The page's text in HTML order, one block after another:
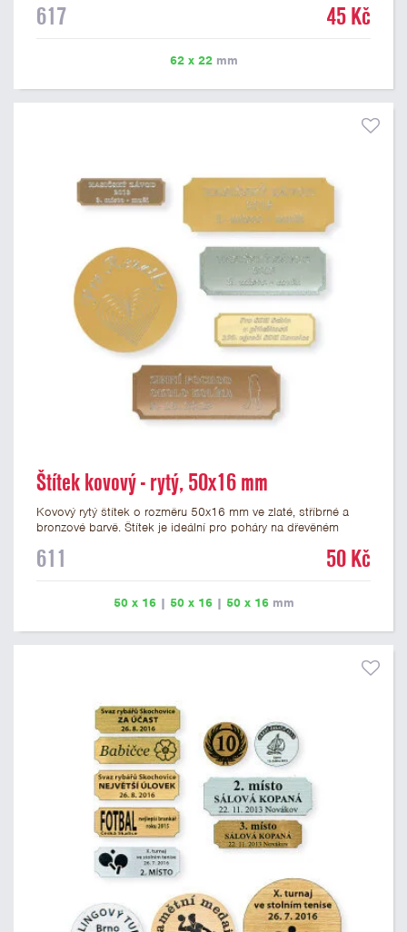
textu doporučujeme maximálně 3 řádky, aby byla zachována
prvním kroku objednávky.
617 45 Kč
62 x 22mm
Štítek kovový - rytý, 50x16 mm
Kovový rytý štítek o rozměru 50x16 mm ve zlaté, stříbrné a
bronzové barvě. Štítek je ideální pro poháry na dřevěném
nebo text. U textu doporučujeme maximálně 3 řádky, aby byla
možné přiložit v prvním kroku objednávky.
611 50 Kč
50 x 16| 50 x 16| 50 x 16mm